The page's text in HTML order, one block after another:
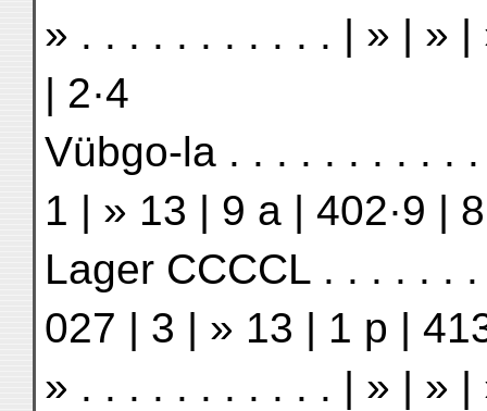
» . . . . . . . . . . . | » | » |
| 2·4
Vübgo-la . . . . . . . . . .
1 | » 13 | 9 a | 402·9 |
Lager CCCCL . . . . . .
027 | 3 | » 13 | 1 p |
» . . . . . . . . . . . | » | » |